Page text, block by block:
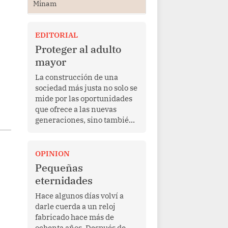
Minam
EDITORIAL
Proteger al adulto
mayor
La construcción de una
sociedad más justa no solo se
mide por las oportunidades
que ofrece a las nuevas
generaciones, sino también
de una vida de esfuerzo y
trabajo, afrontan la vejez en
condiciones de
vulnerabilidad. El anuncio
formulado por la presidenta
de la república, Keiko
Fujimori, de incrementar de
OPINION
Pequeñas
eternidades
Hace algunos días volví a
darle cuerda a un reloj
fabricado hace más de